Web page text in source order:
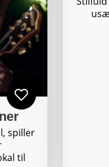
spiller
til